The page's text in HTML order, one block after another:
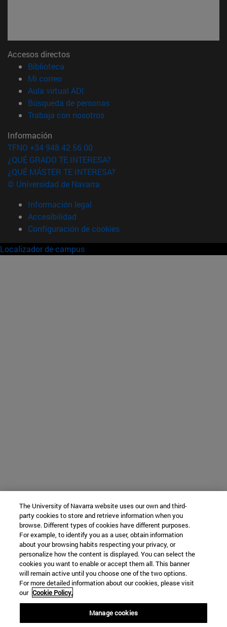
Accesos directos
Biblioteca
Mi correo(abre en nueva ventana)
Aula virtual ADI
Búsqueda de personas(abre en nueva ventana)
Trabaja con nosotros(abre en nueva ventana)
Información
TFNO +34 948 42 56 00
¿QUÉ GRADO TE INTERESA?
¿QUÉ MÁSTER TE INTERESA?
© Universidad de Navarra
Información legal
Accesibilidad
Configuración de cookies
Localizador de campus
The University of Navarra website uses our own and third-
party cookies to store and retrieve information when you
browse. Different types of cookies have different purposes.
For example, to identify you as a user, obtain information
about your browsing habits respecting your privacy, or
personalize how the content is displayed. You can select the
cookies you want to enable or accept them all. This banner
will remain active until you choose one of the two options.
For more detailed information about our cookies, please visit
our Cookie Policy.
Manage cookies